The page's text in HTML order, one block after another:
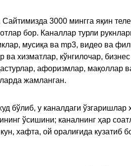
3000 мингга яқин
бор. Каналлар турли
мусиқа ва mp3, видео ва
хизматлар, кўнгилочар,
афоризмлар, мақоллар
жамланган.
бўлиб, у каналдаги
ўсишини; каналнинг ҳар
хафта, ой оралиғида кузатиб